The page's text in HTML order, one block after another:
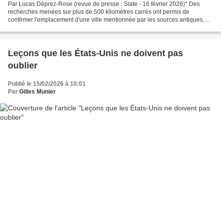
Par Lucas Déprez-Rose (revue de presse : Slate - 16 février 2026)* Des
recherches menées sur plus de 500 kilomètres carrés ont permis de
confirmer l'emplacement d'une ville mentionnée par les sources antiques,
Leçons que les États-Unis ne doivent pas
oublier
Publié le 15/02/2026 à 10:01
Par Gilles Munier